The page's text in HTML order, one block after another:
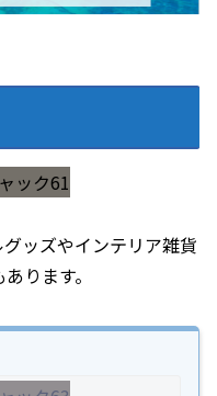
ッズやインテリア雑貨
ります。